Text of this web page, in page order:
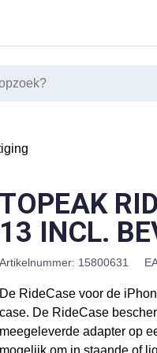
TOPEAK
13 INCL.
Artikelnummer: 15800631
De RideCase voor de
case. De RideCase
meegeleverde adapter op
mogelijk om in staande of